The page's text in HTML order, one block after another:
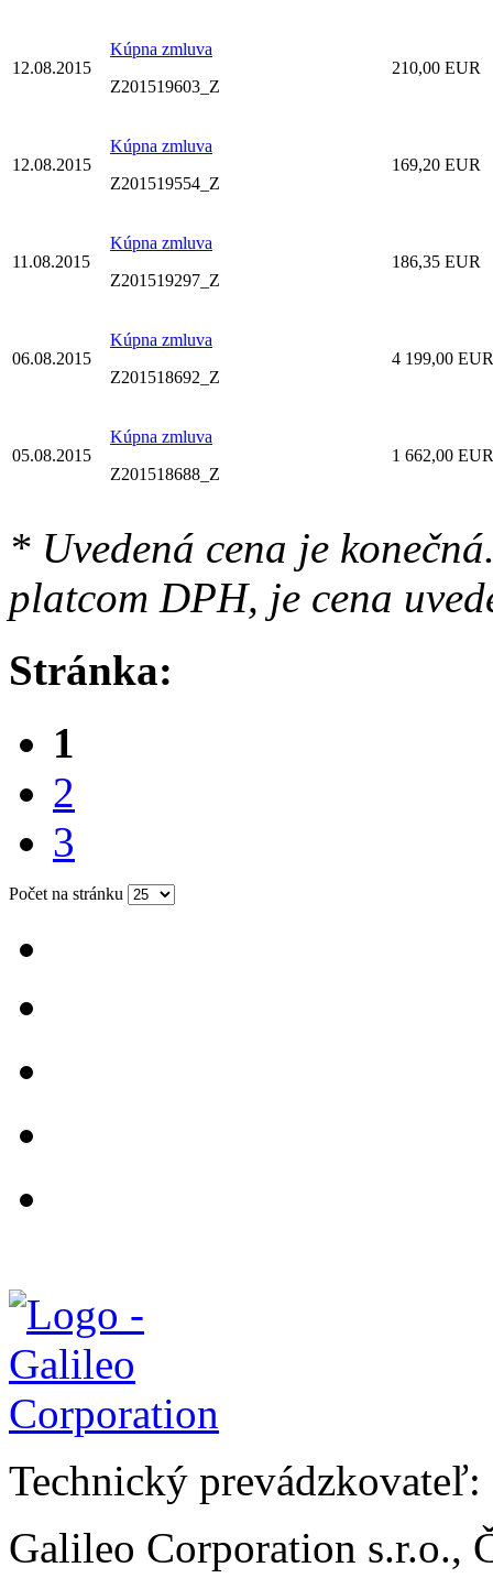
12.08.2015
Kúpna zmluva
Z201519603_Z
210,00 EUR
12.08.2015
Kúpna zmluva
Z201519554_Z
169,20 EUR
11.08.2015
Kúpna zmluva
Z201519297_Z
186,35 EUR
06.08.2015
Kúpna zmluva
Z201518692_Z
4 199,00 EUR
05.08.2015
Kúpna zmluva
Z201518688_Z
1 662,00 EUR
* Uvedená cena je
platcom DPH, je cena
Stránka:
1
2
3
Počet na stránku
Technický prevádzkovateľ:
Galileo Corporation s.r.o.,